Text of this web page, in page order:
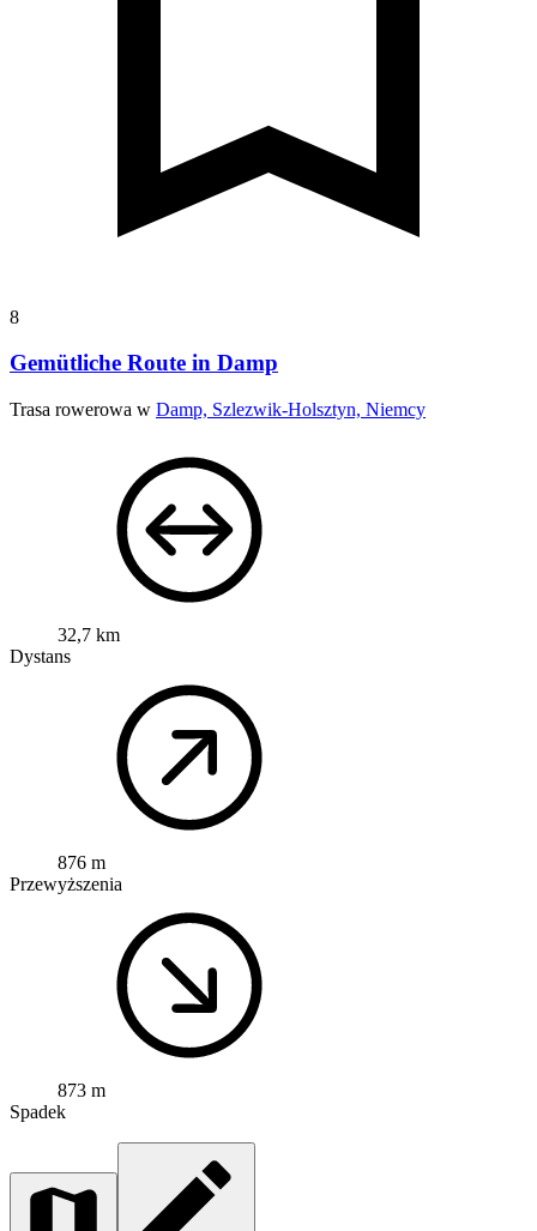
8
Gemütliche Route in Damp
Trasa rowerowa w Damp, Szlezwik-Holsztyn, Niemcy
32,7 km
Dystans
876 m
Przewyższenia
873 m
Spadek